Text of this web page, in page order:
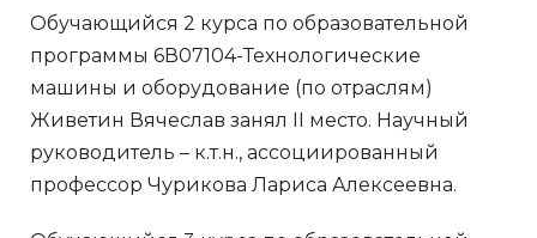
Обучающийся 2 курса по образовательной
программы 6В07104-Технологические
машины и оборудование (по отраслям)
Живетин Вячеслав занял II место. Научный
руководитель – к.т.н., ассоциированный
профессор Чурикова Лариса Алексеевна.